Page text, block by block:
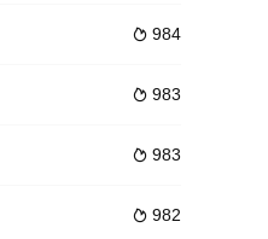
车吸引。不
)、威廉(胡子彤饰)，四个高不成低不
 984
 983
 983
 982